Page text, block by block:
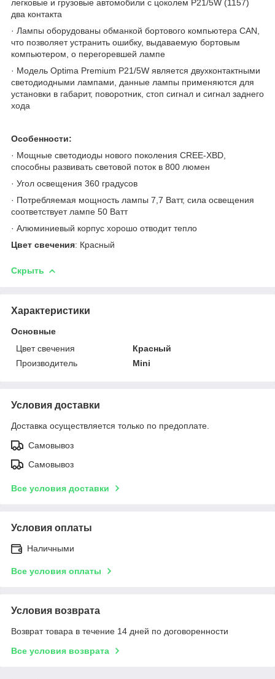
легковые и грузовые автомобили с цоколем P21/5W (1157)
два контакта
· Лампы оборудованы обманкой бортового компьютера CAN,
что позволяет устранить ошибку, выдаваемую бортовым
компьютером, о перегоревшей лампе
· Модель Optima Premium P21/5W является двухконтактными
светодиодными лампами, данные лампы применяются для
установки в габарит, поворотник, стоп сигнал и сигнал заднего
хода
Особенности:
· Мощные светодиоды нового поколения CREE-XBD,
способны развивать световой поток в 800 люмен
· Угол освещения 360 градусов
· Потребляемая мощность лампы 7,7 Ватт, сила освещения
соответствует лампе 50 Ватт
· Алюминиевый корпус хорошо отводит тепло
Цвет свечения: Красный
Скрыть
Характеристики
Основные
Цвет свечения
Красный
Производитель
Mini
Условия доставки
Доставка осуществляется только по предоплате.
Самовывоз
Самовывоз
Все условия доставки
Условия оплаты
Наличными
Все условия оплаты
Условия возврата
Возврат товара в течение 14 дней по договоренности
Все условия возврата